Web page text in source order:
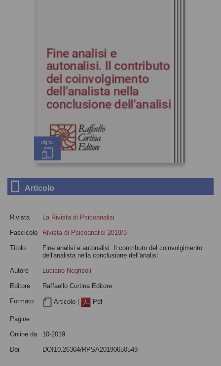
digital
Articolo
Rivista La Rivista di Psicoanalisi
Fascicolo Rivista di Psicoanalisi 2019/3
Titolo
Fine analisi e autonalisi. Il contributo del coinvolgimento
dell'analista nella conclusione dell'analisi
Autore Luciano Negrisoli
Editore Raffaello Cortina Editore
Formato Articolo | Pdf
Pagine
Online da 10-2019
Doi DOI10.26364/RPSA20190650549